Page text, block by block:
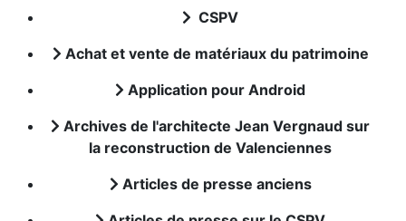
CSPV
Achat et vente de matériaux du patrimoine
Application pour Android
Archives de l'architecte Jean Vergnaud sur
la reconstruction de Valenciennes
Articles de presse anciens